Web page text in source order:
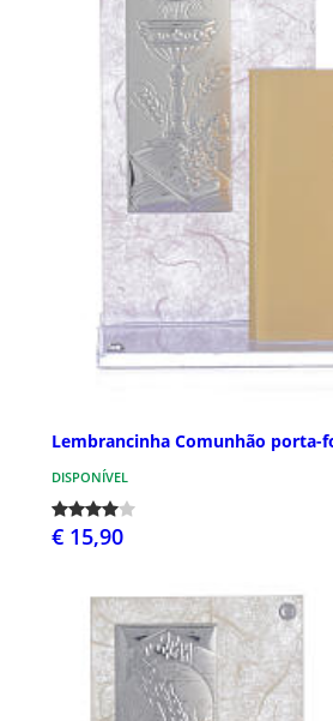
Lembrancinha Comunhão porta-
DISPONÍVEL
€ 15,90